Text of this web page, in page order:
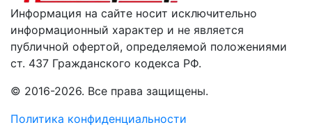
Информация на сайте носит исключительно
информационный характер и не является
публичной офертой, определяемой положениями
ст. 437 Гражданского кодекса РФ.
© 2016-2026. Все права защищены.
Политика конфиденциальности